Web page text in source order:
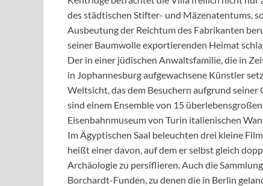
des städtischen Stifter- und Mäzenatentums,
Ausbeutung der Reichtum des Fabrikanten
seiner Baumwolle exportierenden Heimat
Der in einer jüdischen Anwaltsfamilie, die in
in Jophannesburg aufgewachsene Künstler
Weltsicht, das dem Besuchern aufgrund
sind einem Ensemble von 15
Eisenbahnmuseum von Turin italienischen
Im Ägyptischen Saal beleuchten drei kleine
heißt einer davon, auf dem er selbst gleich
Archäologie zu persiflieren. Auch die
Borchardt-Funden, zu denen die in Berlin